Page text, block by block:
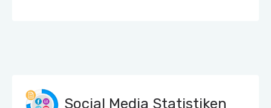
Social Media Statistiken